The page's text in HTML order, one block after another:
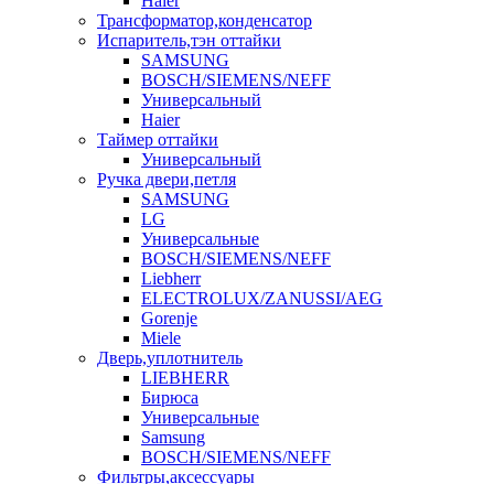
Трансформатор,конденсатор
Испаритель,тэн оттайки
SAMSUNG
BOSCH/SIEMENS/NEFF
Универсальный
Haier
Таймер оттайки
Универсальный
Ручка двери,петля
SAMSUNG
LG
Универсальные
BOSCH/SIEMENS/NEFF
Liebherr
ELECTROLUX/ZANUSSI/AEG
Gorenje
Miele
Дверь,уплотнитель
LIEBHERR
Бирюса
Универсальные
Samsung
BOSCH/SIEMENS/NEFF
Фильтры,аксессуары